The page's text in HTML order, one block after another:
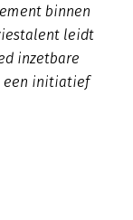
binnen
leidt
inzetbare
een initiatief